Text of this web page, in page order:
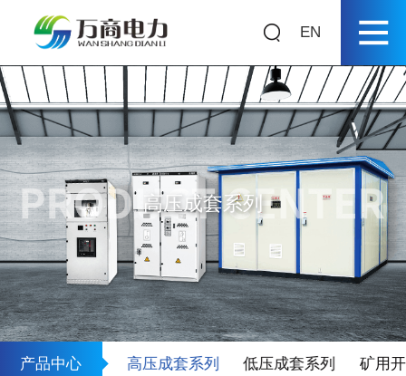
首页
关于我们
产品中心
箱式变电站系列
高压成套系列
低压成套系列
EN
高压成套系列
产品中心
式变电站系列 高压成套系列 低压成套系列 矿用